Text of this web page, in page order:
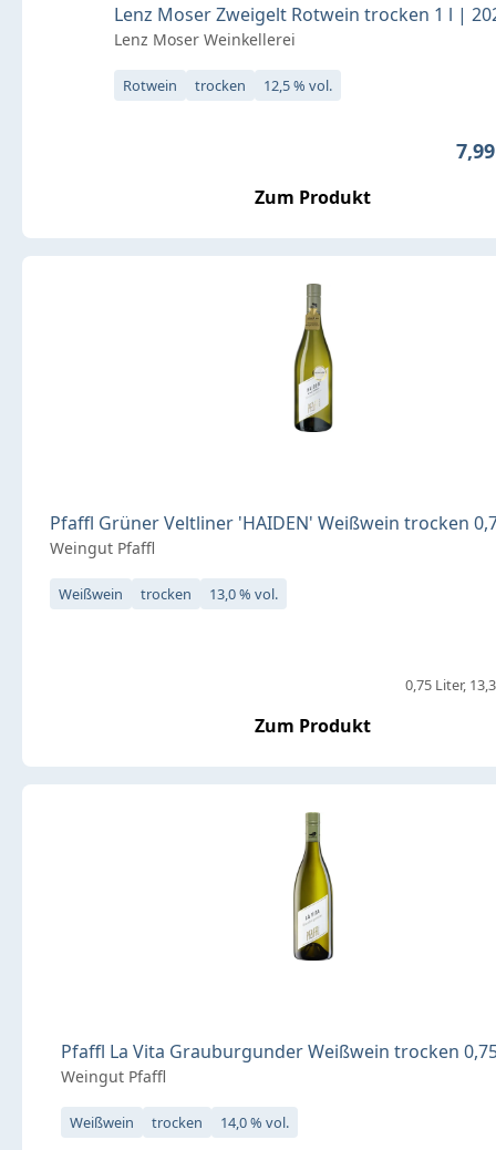
Lenz Moser Zweigelt Rotwein trocken 1 l |
Lenz Moser Weinkellerei
Rotwein trocken 12,5 % vol.
Zum Produkt
Pfaffl Grüner Veltliner 'HAIDEN' Weißwein trocken
Weingut Pfaffl
Weißwein trocken 13,0 % vol.
0,75 Liter
Zum Produkt
Pfaffl La Vita Grauburgunder Weißwein trocken
Weingut Pfaffl
Weißwein trocken 14,0 % vol.